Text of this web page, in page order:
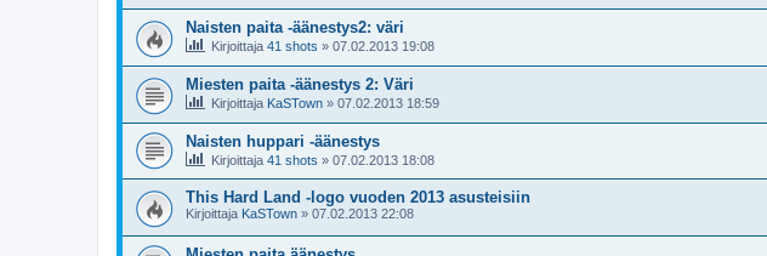
Naisten paita -äänestys2: väri
Kirjoittaja 41 shots » 07.02.2013 19:08
Miesten paita -äänestys 2: Väri
Kirjoittaja KaSTown » 07.02.2013 18:59
Naisten huppari -äänestys
Kirjoittaja 41 shots » 07.02.2013 18:08
This Hard Land -logo vuoden 2013 asusteisiin
Kirjoittaja KaSTown » 07.02.2013 22:08